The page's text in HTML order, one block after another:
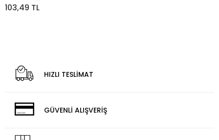
)*200
103,49 TL
HIZLI TESLİMAT
GÜVENLİ ALIŞVERİŞ